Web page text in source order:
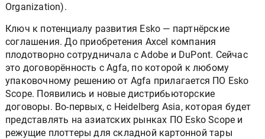
Organization).
Ключ к потенциалу развития Esko — партнёрские
соглашения. До приобретения Axcel компания
плодотворно сотрудничала с Adobe и DuPont. Сейчас
это договорённость с Agfa, по которой к любому
упаковочному решению от Agfa прилагается ПО Esko
Scope. Появились и новые дистрибьюторские
договоры. Во-первых, с Heidelberg Asia, которая будет
представлять на азиатских рынках ПО Esko Scope и
режущие плоттеры для складной картонной тары